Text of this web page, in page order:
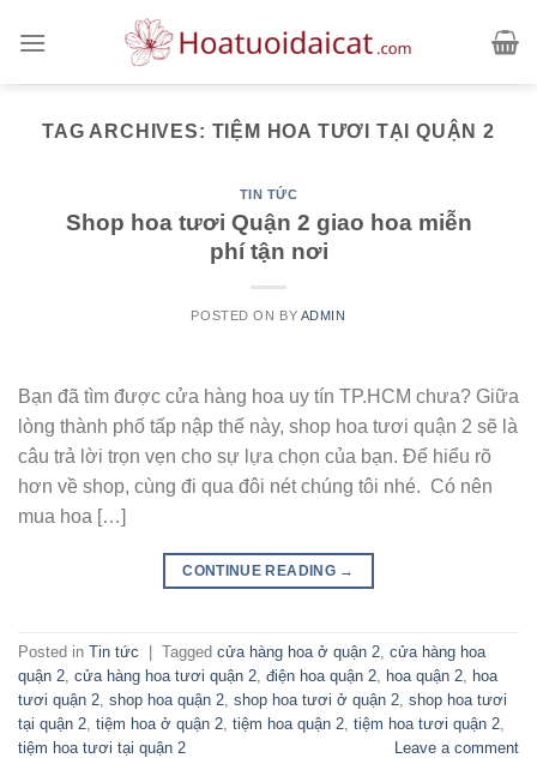
TAG ARCHIVES: TIỆM HOA TƯƠI TẠI QUẬN 2
TIN TỨC
Shop hoa tươi Quận 2 giao hoa miễn
phí tận nơi
POSTED ON BY ADMIN
Bạn đã tìm được cửa hàng hoa uy tín TP.HCM chưa? Giữa
lòng thành phố tấp nập thế này, shop hoa tươi quận 2 sẽ là
câu trả lời trọn vẹn cho sự lựa chọn của bạn. Để hiểu rõ
hơn về shop, cùng đi qua đôi nét chúng tôi nhé. Có nên
mua hoa […]
CONTINUE READING →
Posted in Tin tức Tagged cửa hàng hoa ở quận 2 cửa hàng hoa
quận 2 cửa hàng hoa tươi quận 2 điện hoa quận 2 hoa quận 2
hoa
tươi quận 2 shop hoa quận 2 shop hoa tươi ở quận 2 shop hoa tươi
tại quận 2 tiệm hoa ở quận 2 tiệm hoa quận 2 tiệm hoa tươi quận 2
tiệm hoa tươi tại quận 2
Leave a comment